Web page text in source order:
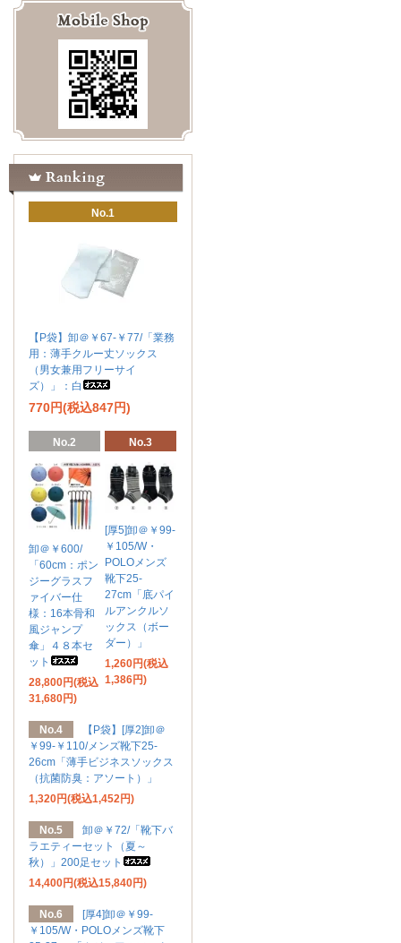
No.1
【P袋】卸＠￥67-￥77/「業務
用：薄手クルー丈ソックス
（男女兼用フリーサイ
ズ）」：白
770円(税込847円)
No.2
卸＠￥600/
「60cm：ポン
ジーグラスフ
ァイバー仕
様：16本骨和
風ジャンプ
傘」４８本セ
ット
28,800円(税込
31,680円)
No.3
[厚5]卸＠￥99-
￥105/W・
POLOメンズ
靴下25-
27cm「底パイ
ルアンクルソ
ックス（ボー
ダー）」
1,260円(税込
1,386円)
No.4
【P袋】[厚2]卸＠
￥99-￥110/メンズ靴下25-
26cm「薄手ビジネスソックス
（抗菌防臭：アソート）」
1,320円(税込1,452円)
No.5
卸＠￥72/「靴下バ
ラエティーセット（夏～
秋）」200足セット
14,400円(税込15,840円)
No.6
[厚4]卸＠￥99-
￥105/W・POLOメンズ靴下